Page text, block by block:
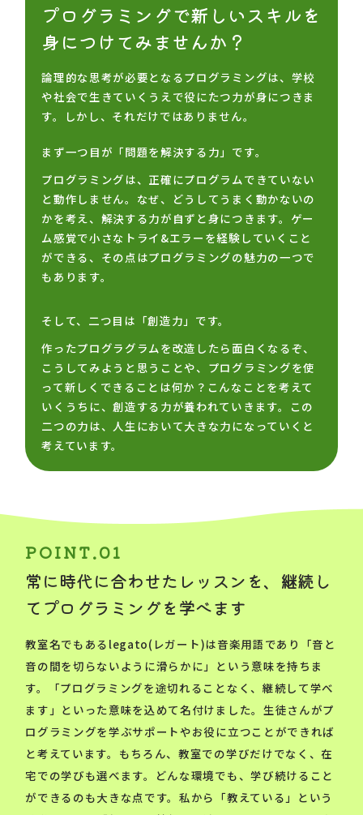
プログラミングで新しいスキルを
身につけてみませんか？
論理的な思考が必要となるプログラミングは、学校
や社会で生きていくうえで役にたつ力が身につきま
す。しかし、それだけではありません。
まず一つ目が「問題を解決する力」です。
プログラミングは、正確にプログラムできていない
と動作しません。なぜ、どうしてうまく動かないの
かを考え、解決する力が自ずと身につきます。ゲー
ム感覚で小さなトライ&エラーを経験していくこと
ができる、その点はプログラミングの魅力の一つで
もあります。
そして、二つ目は「創造力」です。
作ったプログラグラムを改造したら面白くなるぞ、
こうしてみようと思うことや、プログラミングを使
って新しくできることは何か？こんなことを考えて
いくうちに、創造する力が養われていきます。この
二つの力は、人生において大きな力になっていくと
考えています。
常に時代に合わせたレッスンを、継続し
てプログラミングを学べます
教室名でもあるlegato(レガート)は音楽用語であり「音と
音の間を切らないように滑らかに」という意味を持ちま
す。「プログラミングを途切れることなく、継続して学べ
ます」といった意味を込めて名付けました。生徒さんがプ
ログラミングを学ぶサポートやお役に立つことができれば
と考えています。もちろん、教室での学びだけでなく、在
宅での学びも選べます。どんな環境でも、学び続けること
ができるのも大きな点です。私から「教えている」という